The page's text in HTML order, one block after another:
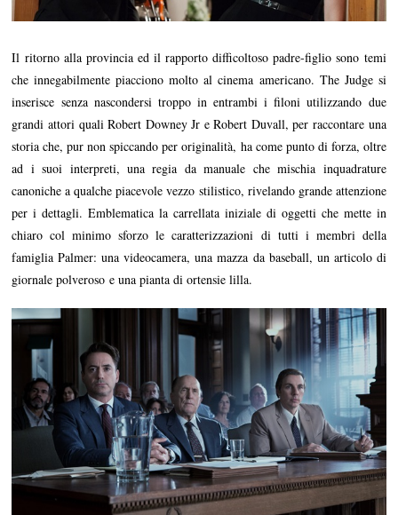
Il ritorno alla provincia ed il rapporto difficoltoso padre-figlio sono temi
che innegabilmente piacciono molto al cinema americano. The Judge si
inserisce senza nascondersi troppo in entrambi i filoni utilizzando due
grandi attori quali Robert Downey Jr e Robert Duvall, per raccontare una
storia che, pur non spiccando per originalità, ha come punto di forza, oltre
ad i suoi interpreti, una regia da manuale che mischia inquadrature
canoniche a qualche piacevole vezzo stilistico, rivelando grande attenzione
per i dettagli. Emblematica la carrellata iniziale di oggetti che mette in
chiaro col minimo sforzo le caratterizzazioni di tutti i membri della
famiglia Palmer: una videocamera, una mazza da baseball, un articolo di
giornale polveroso e una pianta di ortensie lilla.